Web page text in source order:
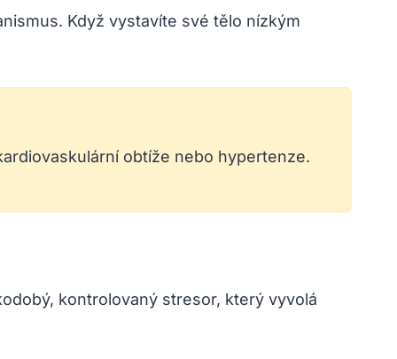
Když vystavíte své tělo nízkým
obtíže nebo hypertenze.
kontrolovaný stresor, který vyvolá